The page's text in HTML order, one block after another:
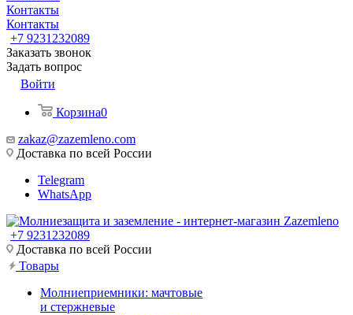
Контакты
Контакты
+7 9231232089
Заказать звонок
Задать вопрос
Войти
Корзина0
zakaz@zazemleno.com
Доставка по всей России
Telegram
WhatsApp
+7 9231232089
Доставка по всей России
Товары
Молниеприемники: мачтовые
и стержневые